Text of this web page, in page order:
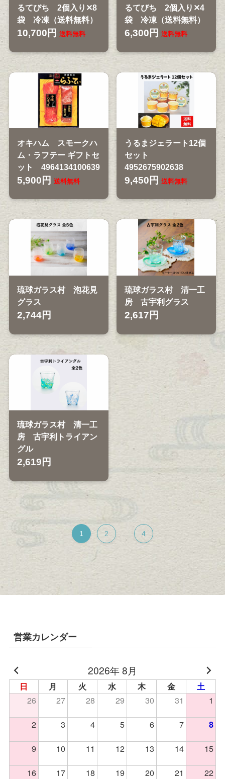
るてびち 2個入り✕8
袋 冷凍（送料無料）
10,700円 送料無料
るてびち 2個入り✕4
袋 冷凍（送料無料）
6,300円 送料無料
オキハム スモークハ
ム・ラフテー ギフトセ
ット 4964134100639
5,900円 送料無料
うるまジェラート12個
セット
4952675902638
9,450円 送料無料
琉球ガラス村 泡花見
グラス
2,744円
琉球ガラス村 清一工
房 古宇利グラス
2,617円
琉球ガラス村 清一工
房 古宇利トライアン
グル
2,619円
1 2 4
営業カレンダー
2026年 8月
日 月 火 水 木 金 土
26 27 28 29 30 31
1
2
3 4 5 6 7 8
9 10 11 12 13 14
15
16
17 18 19 20 21
22